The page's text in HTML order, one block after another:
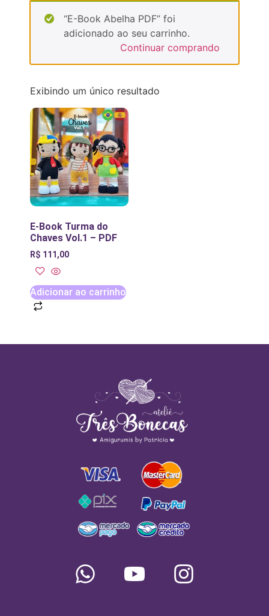
“E-Book Abelha PDF” foi
adicionado ao seu carrinho.
Continuar comprando
Exibindo um único resultado
E-Book Turma do
Chaves Vol.1 – PDF
R$ 111,00
Adicionar ao carrinho